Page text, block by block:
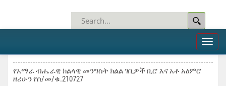
Toggle
የአማራ ብሔራዊ ክልላዊ መንግስት ክልል ገቢዎች ቢሮ እና አቶ አዕምሮ
ዘሪሁን የሰ/መ/ቁ.210727